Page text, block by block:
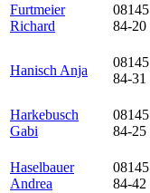
Furtmeier
Richard
08145
84-20
Hanisch Anja
08145
84-31
Harkebusch
Gabi
08145
84-25
Haselbauer
Andrea
08145
84-42